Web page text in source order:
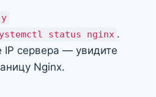
status nginx .
IP сервера — увидите
Nginx.